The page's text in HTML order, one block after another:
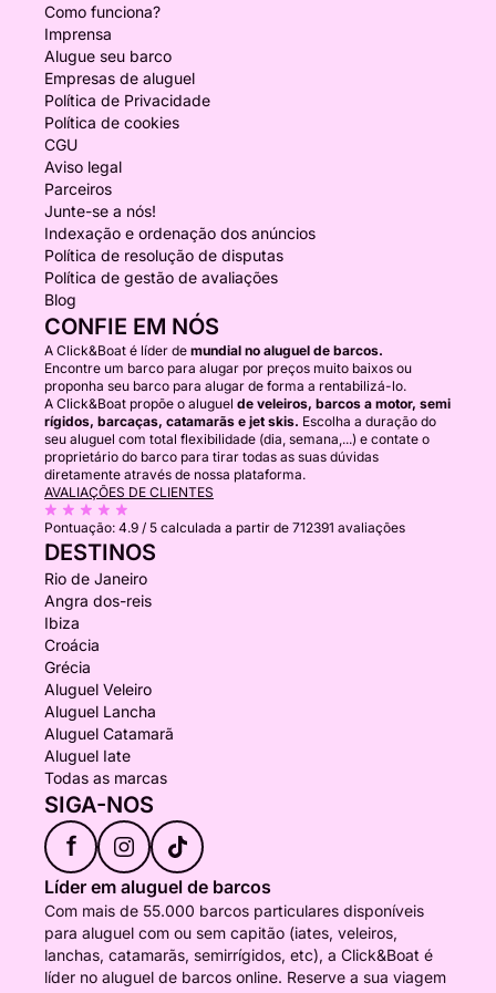
Como funciona?
Imprensa
Alugue seu barco
Empresas de aluguel
Política de Privacidade
Política de cookies
CGU
Aviso legal
Parceiros
Junte-se a nós!
Indexação e ordenação dos anúncios
Política de resolução de disputas
Política de gestão de avaliações
Blog
CONFIE EM NÓS
A Click&Boat é líder de mundial no aluguel de barcos.
Encontre um barco para alugar por preços muito baixos ou
proponha seu barco para alugar de forma a rentabilizá-lo.
A Click&Boat propõe o aluguel de veleiros, barcos a motor, semi
rígidos, barcaças, catamarãs e jet skis. Escolha a duração do
seu aluguel com total flexibilidade (dia, semana,...) e contate o
proprietário do barco para tirar todas as suas dúvidas
diretamente através de nossa plataforma.
AVALIAÇÕES DE CLIENTES
Pontuação: 4.9 / 5 calculada a partir de 712391 avaliações
DESTINOS
Rio de Janeiro
Angra dos-reis
Ibiza
Croácia
Grécia
Aluguel Veleiro
Aluguel Lancha
Aluguel Catamarã
Aluguel Iate
Todas as marcas
SIGA-NOS
f
Líder em aluguel de barcos
Com mais de 55.000 barcos particulares disponíveis
para aluguel com ou sem capitão (iates, veleiros,
lanchas, catamarãs, semirrígidos, etc), a Click&Boat é
líder no aluguel de barcos online. Reserve a sua viagem